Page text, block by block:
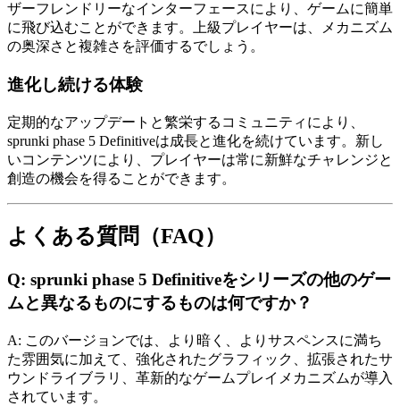
ザーフレンドリーなインターフェースにより、ゲームに簡単
に飛び込むことができます。上級プレイヤーは、メカニズム
の奥深さと複雑さを評価するでしょう。
進化し続ける体験
定期的なアップデートと繁栄するコミュニティにより、
sprunki phase 5 Definitiveは成長と進化を続けています。新し
いコンテンツにより、プレイヤーは常に新鮮なチャレンジと
創造の機会を得ることができます。
よくある質問（FAQ）
Q: sprunki phase 5 Definitiveをシリーズの他のゲー
ムと異なるものにするものは何ですか？
A: このバージョンでは、より暗く、よりサスペンスに満ち
た雰囲気に加えて、強化されたグラフィック、拡張されたサ
ウンドライブラリ、革新的なゲームプレイメカニズムが導入
されています。